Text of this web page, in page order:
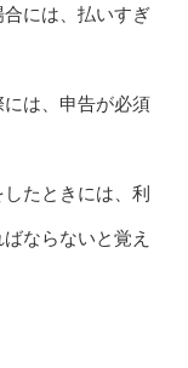
には、払いすぎ
は、申告が必須
たときには、利
ならないと覚え